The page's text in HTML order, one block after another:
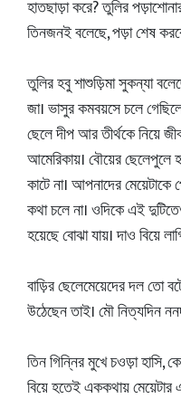
হাতছাড়া করে? তুলির
তিনজনই বলেছে, পড়া শেষ
তুলির হবু শাশুড়িমা সুকন্যা
জা। ভাসুর কমবয়সে চলে
ছেলে দীপ আর তীর্থকে নিয়ে
আমেরিকায়। বৌয়ের ছেলেপুলে
কাটে না। আপনাদের
কথা চলে না। ওদিকে এই
হয়েছে বোঝা যায়। দাও বিয়ে
বাড়ির ছেলেমেয়েদের দল তো
উঠেছেন তাই। মৌ নিত্যদিন
তিন গিন্নির মুখে চওড়া হাসি,
বিয়ে হতেই এককথায় মেয়েটার